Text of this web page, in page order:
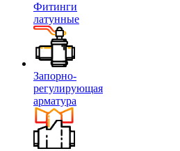
Фитинги
латунные
Запорно-
регулирующая
арматура